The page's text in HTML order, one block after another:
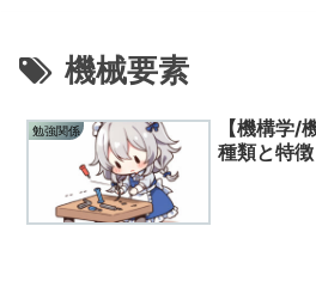
機械要素
勉強関係
【機構学/
種類と特徴